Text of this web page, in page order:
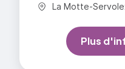
Commune :
La Motte-
Plus